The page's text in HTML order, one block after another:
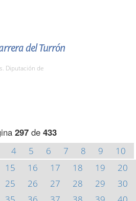
del Turrón
Diputación de
297de 433
4 5 6 7 8 9
10
15 16 17 18 19
20
25 26 27 28 29
30